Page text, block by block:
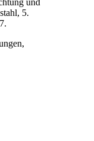
und
5.